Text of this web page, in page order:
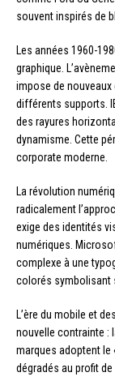
souvent inspirés de
Les années 1960-
graphique.
impose de
différents supports.
des rayures
dynamisme. Cette
corporate moderne.
La révolution
radicalement
exige des identités
numériques.
complexe à une
colorés symbolisant
L’ère du mobile et
nouvelle contrainte :
marques adoptent le
dégradés au profit